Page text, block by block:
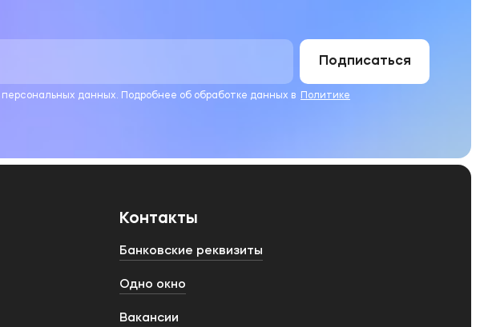
Подписаться
данных. Подробнее об обработке данных в
Политике
Контакты
Банковские реквизиты
Одно окно
Вакансии